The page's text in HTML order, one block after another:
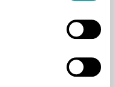
CONTATTA